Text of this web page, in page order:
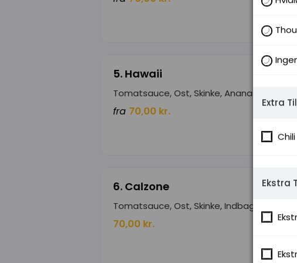
5. Hawaii
Tomatsauce, Ost, Skinke, Ananas
fra 70,00 kr.
6. Calzone
Tomatsauce, Ost, Skinke, Indbagt
70,00 kr.
Extra
Chili
Ekstra